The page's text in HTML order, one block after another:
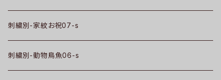
刺繍別-家紋お祝07-s
刺繍別-動物鳥魚06-s